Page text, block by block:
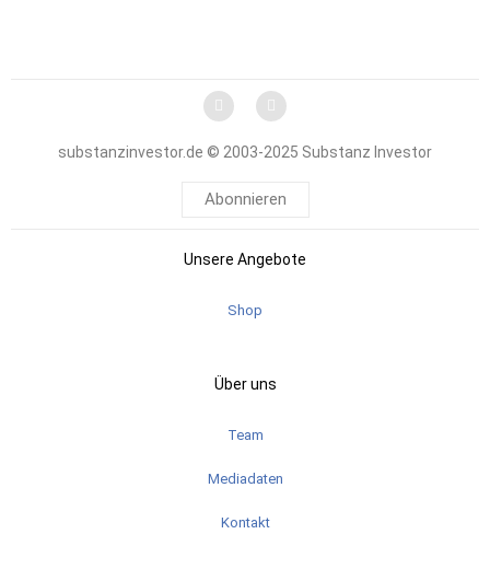
substanzinvestor.de © 2003-2025 Substanz Investor
Abonnieren
Unsere Angebote
Shop
Über uns
Team
Mediadaten
Kontakt